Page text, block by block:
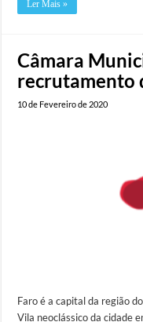
Ler Mais »
Câmara
recrutamento
10 de Fevereiro de 2020
Faro é a capital da região
Vila neoclássico da cidade